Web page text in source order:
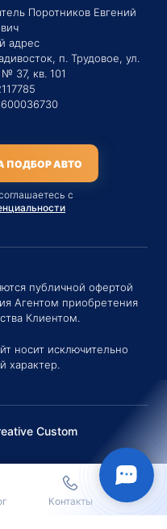
Поротников Евгений
адрес
п. Трудовое, ул.
37, кв. 101
ПОДБОР АВТО
с
публичной офертой
Агентом приобретения
Клиентом.
носит исключительно
характер.
Custom
Контакты